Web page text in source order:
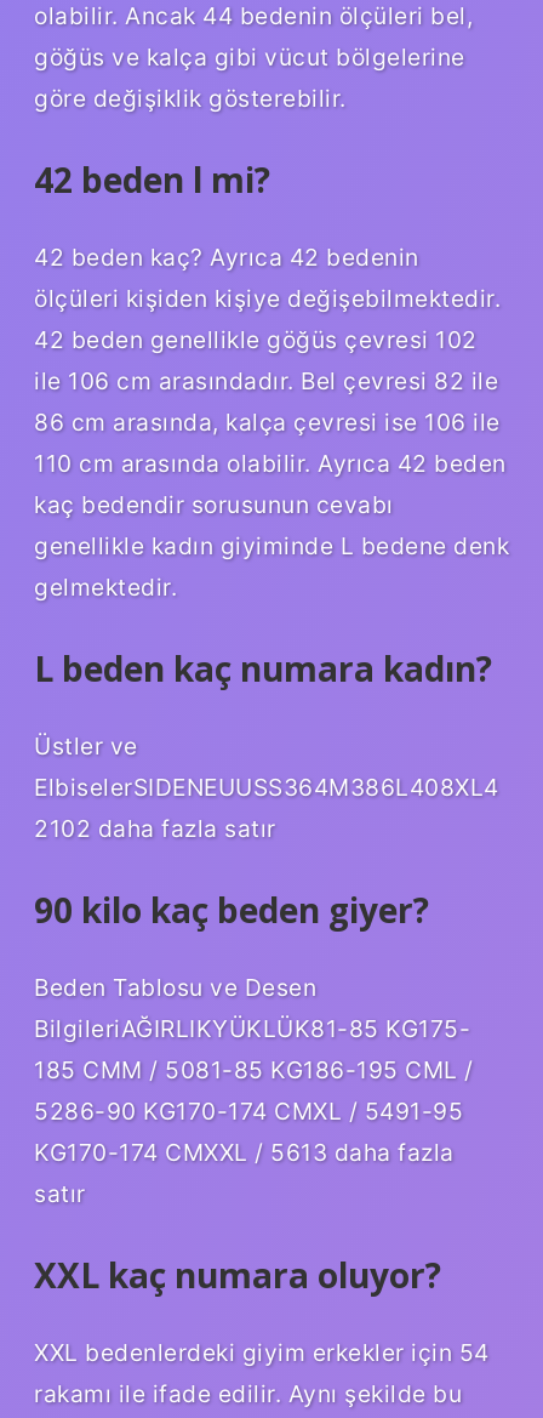
olabilir. Ancak 44 bedenin ölçüleri bel,
göğüs ve kalça gibi vücut bölgelerine
göre değişiklik gösterebilir.
42 beden l mi?
42 beden kaç? Ayrıca 42 bedenin
ölçüleri kişiden kişiye değişebilmektedir.
42 beden genellikle göğüs çevresi 102
ile 106 cm arasındadır. Bel çevresi 82 ​​ile
86 cm arasında, kalça çevresi ise 106 ile
110 cm arasında olabilir. Ayrıca 42 beden
kaç bedendir sorusunun cevabı
genellikle kadın giyiminde L bedene denk
gelmektedir.
L beden kaç numara kadın?
Üstler ve
ElbiselerSIDENEUUSS364M386L408XL4
2102 daha fazla satır
90 kilo kaç beden giyer?
Beden Tablosu ve Desen
BilgileriAĞIRLIKYÜKLÜK81-85 KG175-
185 CMM / 5081-85 KG186-195 CML /
5286-90 KG170-174 CMXL / 5491-95
KG170-174 CMXXL / 5613 daha fazla
satır
XXL kaç numara oluyor?
XXL bedenlerdeki giyim erkekler için 54
rakamı ile ifade edilir. Aynı şekilde bu